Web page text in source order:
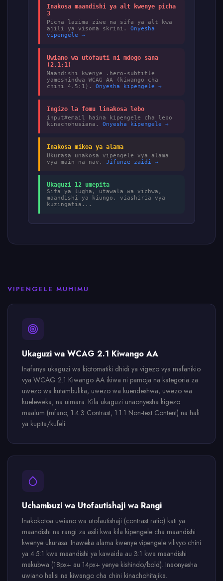
Inakosa maandishi ya alt kwenye picha
3
Picha lazima ziwe na sifa ya alt kwa
ajili ya visoma skrini. Onyesha
vipengele →
Uwiano wa utofauti ni mdogo sana
(2.1:1)
Maandishi kwenye .hero-subtitle
yameshindwa WCAG AA (kiwango cha
chini 4.5:1). Onyesha kipengele →
Ingizo la fomu linakosa lebo
input#email haina kipengele cha lebo
kinachohusiana. Onyesha kipengele →
Inakosa mikoa ya alama
Ukurasa unakosa vipengele vya alama
vya main na nav. Jifunze zaidi →
Ukaguzi 12 umepita
Sifa ya lugha, utawala wa vichwa,
maandishi ya kiungo, viashiria vya
kuzingatia...
VIPENGELE MUHIMU
Ukaguzi wa WCAG 2.1 Kiwango AA
Inafanya ukaguzi wa kiotomatiki dhidi ya vigezo vya mafanikio
vya WCAG 2.1 Kiwango AA ikiwa ni pamoja na kategoria za
uwezo wa kutambulika, uwezo wa kuendeshwa, uwezo wa
kueleweka, na uimara. Kila ukaguzi unaonyesha kigezo
maalum (mfano, 1.4.3 Contrast, 1.1.1 Non-text Content) na hali
ya kupita/kufeli.
Uchambuzi wa Utofautishaji wa Rangi
Inakokotoa uwiano wa utofautishaji (contrast ratio) kati ya
maandishi na rangi za asili kwa kila kipengele cha maandishi
kwenye ukurasa. Inaweka alama kwenye vipengele vilivyo chini
ya 4.5:1 kwa maandishi ya kawaida au 3:1 kwa maandishi
makubwa (18px+ au 14px+ yenye kishindo/bold). Inaonyesha
uwiano halisi na kiwango cha chini kinachohitajika.